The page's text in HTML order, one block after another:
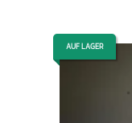
AUF LAGER